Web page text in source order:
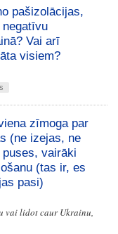
pašizolācijas,
Vai arī
visiem?
zīmoga par
(ne izejas, ne
vairāki
(tas ir, es
pasi)
vai lidot caur Ukrainu,